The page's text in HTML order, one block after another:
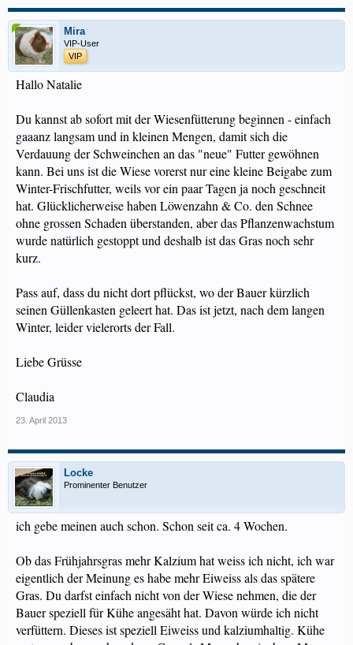
Mira
VIP-User
VIP
Hallo Natalie
Du kannst ab sofort mit der Wiesenfütterung beginnen - einfach
gaaanz langsam und in kleinen Mengen, damit sich die
Verdauung der Schweinchen an das "neue" Futter gewöhnen
kann. Bei uns ist die Wiese vorerst nur eine kleine Beigabe zum
Winter-Frischfutter, weils vor ein paar Tagen ja noch geschneit
hat. Glücklicherweise haben Löwenzahn & Co. den Schnee
ohne grossen Schaden überstanden, aber das Pflanzenwachstum
wurde natürlich gestoppt und deshalb ist das Gras noch sehr
kurz.
Pass auf, dass du nicht dort pflückst, wo der Bauer kürzlich
seinen Güllenkasten geleert hat. Das ist jetzt, nach dem langen
Winter, leider vielerorts der Fall.
Liebe Grüsse
Claudia
23. April 2013
Locke
Prominenter Benutzer
ich gebe meinen auch schon. Schon seit ca. 4 Wochen.
Ob das Frühjahrsgras mehr Kalzium hat weiss ich nicht, ich war
eigentlich der Meinung es habe mehr Eiweiss als das spätere
Gras. Du darfst einfach nicht von der Wiese nehmen, die der
Bauer speziell für Kühe angesäht hat. Davon würde ich nicht
verfüttern. Dieses ist speziell Eiweiss und kalziumhaltig. Kühe